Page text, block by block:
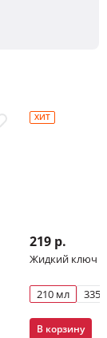
ХИТ
219 р.
Жидкий ключ
210 мл 335
В корзину